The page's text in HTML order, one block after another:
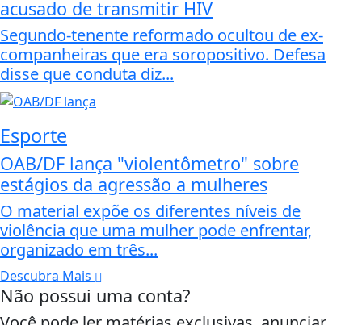
acusado de transmitir HIV
Segundo-tenente reformado ocultou de ex-
companheiras que era soropositivo. Defesa
disse que conduta diz...
Esporte
OAB/DF lança "violentômetro" sobre
estágios da agressão a mulheres
O material expõe os diferentes níveis de
violência que uma mulher pode enfrentar,
organizado em três...
Descubra Mais
Não possui uma conta?